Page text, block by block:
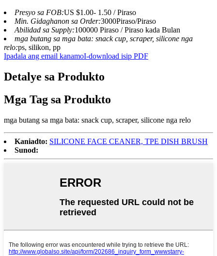
Presyo sa FOB:US $1.00- 1.50 / Piraso
Min. Gidaghanon sa Order:3000Piraso/Piraso
Abilidad sa Supply:100000 Piraso / Piraso kada Bulan
mga butang sa mga bata: snack cup, scraper, silicone nga
relo:ps, silikon, pp
Ipadala ang email kanamoI-download isip PDF
Detalye sa Produkto
Mga Tag sa Produkto
mga butang sa mga bata: snack cup, scraper, silicone nga relo
Kaniadto: SILICONE FACE CEANER, TPE DISH BRUSH
Sunod: